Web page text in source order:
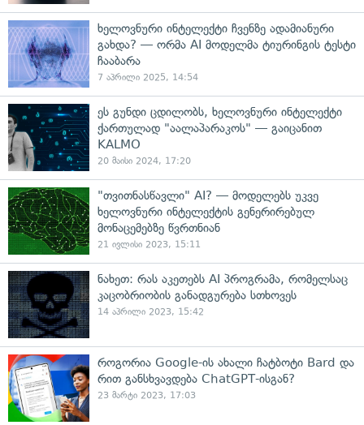
ხელოვნური ინტელექტი ჩვენზე ადამიანური
გახდა? — ორმა AI მოდელმა ტიურინგის ტესტი
ჩააბარა
7 აპრილი 2025, 14:54
ეს გუნდი ცდილობს, ხელოვნური ინტელექტი
ქართულად "აალაპარაკოს" — გაიცანით
KALMO
20 მაისი 2024, 17:20
"თვითნასწავლი" AI? — მოდელებს უკვე
ხელოვნური ინტელექტის გენერირებულ
მონაცემებზე წვრთნიან
21 ივლისი 2023, 15:11
ნახეთ: რას აკეთებს AI პროგრამა, რომელსაც
კაცობრიობის განადგურება სთხოვეს
14 აპრილი 2023, 15:42
როგორია Google-ის ახალი ჩატბოტი Bard და
რით განსხვავდება ChatGPT-ისგან?
23 მარტი 2023, 17:03